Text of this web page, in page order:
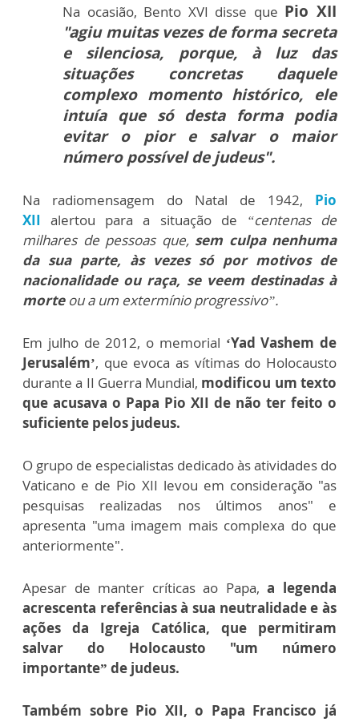
Na ocasião, Bento XVI disse que Pio XII
"agiu muitas vezes de forma secreta
e silenciosa, porque, à luz das
situações concretas daquele
complexo momento histórico, ele
intuía que só desta forma podia
evitar o pior e salvar o maior
número possível de judeus".
Na radiomensagem do Natal de 1942, Pio
XII alertou para a situação de “centenas de
milhares de pessoas que, sem culpa nenhuma
da sua parte, às vezes só por motivos de
nacionalidade ou raça, se veem destinadas à
morteou a um extermínio progressivo”.
Em julho de 2012, o memorial ‘Yad Vashem de
Jerusalém’, que evoca as vítimas do Holocausto
durante a II Guerra Mundial, modificou um texto
que acusava o Papa Pio XII de não ter feito o
suficiente pelos judeus.
O grupo de especialistas dedicado às atividades do
Vaticano e de Pio XII levou em consideração "as
pesquisas realizadas nos últimos anos" e
apresenta "uma imagem mais complexa do que
anteriormente".
Apesar de manter críticas ao Papa,a legenda
acrescenta referências à sua neutralidade e às
ações da Igreja Católica, que permitiram
salvar do Holocausto "um número
importante” de judeus.
Também sobre Pio XII, o Papa Francisco já